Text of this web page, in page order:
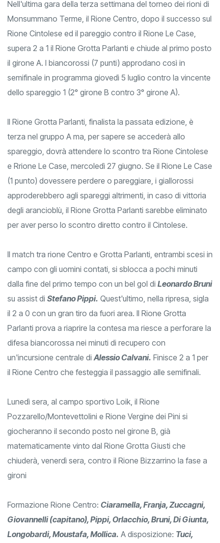
Nell'ultima gara della terza settimana del torneo dei rioni di
Monsummano Terme, il Rione Centro, dopo il successo sul
Rione Cintolese ed il pareggio contro il Rione Le Case,
supera 2 a 1 il Rione Grotta Parlanti e chiude al primo posto
il girone A. I biancorossi (7 punti) approdano così in
semifinale in programma giovedì 5 luglio contro la vincente
dello spareggio 1 (2° girone B contro 3° girone A).
Il Rione Grotta Parlanti, finalista la passata edizione, è
terza nel gruppo A ma, per sapere se accederà allo
spareggio, dovrà attendere lo scontro tra Rione Cintolese
e Rrione Le Case, mercoledì 27 giugno. Se il Rione Le Case
(1 punto) dovessere perdere o pareggiare, i giallorossi
approderebbero agli spareggi altrimenti, in caso di vittoria
degli arancioblù, il Rione Grotta Parlanti sarebbe eliminato
per aver perso lo scontro diretto contro il Cintolese.
Il match tra rione Centro e Grotta Parlanti, entrambi scesi in
campo con gli uomini contati, si sblocca a pochi minuti
dalla fine del primo tempo con un bel gol di Leonardo Bruni
su assist di Stefano Pippi. Quest'ultimo, nella ripresa, sigla
il 2 a 0 con un gran tiro da fuori area. Il Rione Grotta
Parlanti prova a riaprire la contesa ma riesce a perforare la
difesa biancorossa nei minuti di recupero con
un'incursione centrale di Alessio Calvani. Finisce 2 a 1 per
il Rione Centro che festeggia il passaggio alle semifinali.
Lunedì sera, al campo sportivo Loik, il Rione
Pozzarello/Montevettolini e Rione Vergine dei Pini si
giocheranno il secondo posto nel girone B, già
matematicamente vinto dal Rione Grotta Giusti che
chiuderà, venerdì sera, contro il Rione Bizzarrino la fase a
gironi
Formazione Rione Centro: Ciaramella, Franja, Zuccagni,
Giovannelli (capitano), Pippi, Orlacchio, Bruni, Di Giunta,
Longobardi, Moustafa, Mollica. A disposizione: Tuci,